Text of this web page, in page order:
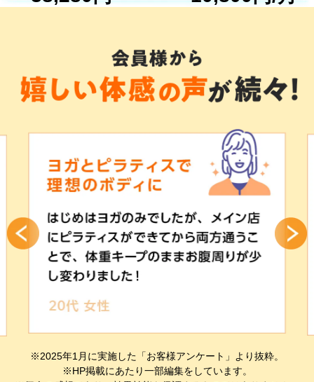
※2025年1月に実施した「お客様アンケート」より抜粋。
※HP掲載にあたり一部編集をしています。